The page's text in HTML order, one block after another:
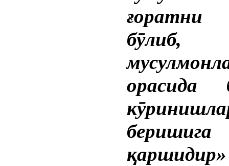
ғоратни
бӯлиб,
орасида
қаршидир»